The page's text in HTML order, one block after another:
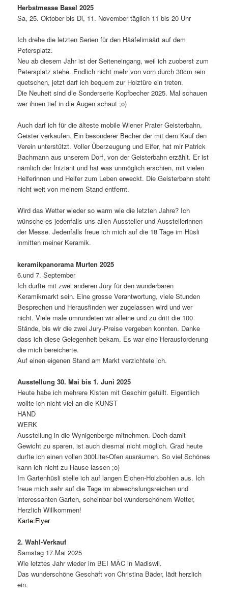
Herbstmesse Basel 2025
Sa, 25. Oktober bis Di, 11. November täglich 11 bis 20 Uhr
Ich drehe die letzten Serien für den Hääfelimäärt auf dem
Petersplatz.
Neu ab diesem Jahr ist der Seiteneingang, weil ich zuoberst zum
Petersplatz stehe. Endlich nicht mehr von vorn durch 30cm rein
quetschen, jetzt darf ich bequem zur Holztüre ein treten.
Die Neuheit sind die Sonderserie Kopfbecher 2025. Mal schauen
wer ihnen tief in die Augen schaut ;o)
Auch darf ich für die älteste mobile Wiener Prater Geisterbahn,
Geister verkaufen. Ein besonderer Becher der mit dem Kauf den
Verein unterstützt. Voller Überzeugung und Eifer, hat mir Patrick
Bachmann aus unserem Dorf, von der Geisterbahn erzählt. Er ist
nämlich der Iniziant und hat was unmöglich erschien, mit vielen
Helferinnen und Helfer zum Leben erweckt. Die Geisterbahn steht
nicht weit von meinem Stand entfernt.
Wird das Wetter wieder so warm wie die letzten Jahre? Ich
wünsche es jedenfalls uns allen Aussteller und Ausstellerinnen
der Messe. Jedenfalls freue ich mich auf die 18 Tage im Hüsli
inmitten meiner Keramik.
keramikpanorama Murten 2025
6.und 7. September
Ich durfte mit zwei anderen Jury für den wunderbaren
Keramikmarkt sein. Eine grosse Verantwortung, viele Stunden
Besprechen und Herausfinden wer zugelassen wird und wer
nicht. Viele male umrundeten wir alleine und zu dritt die 100
Stände, bis wir die zwei Jury-Preise vergeben konnten. Danke
dass ich diese Gelegenheit bekam. Es war eine Herausforderung
die mich bereicherte.
Auf einen eigenen Stand am Markt verzichtete ich.
Ausstellung 30. Mai bis 1. Juni 2025
Heute habe ich mehrere Kisten mit Geschirr gefüllt. Eigentlich
wollte ich nicht viel an die KUNST
HAND
WERK
Ausstellung in die Wynigenberge mitnehmen. Doch damit
Gewicht zu sparen, ist auch diesmal nicht möglich. Grad heute
durfte ich einen vollen 300Liter-Ofen ausräumen. So viel Schönes
kann ich nicht zu Hause lassen ;o)
Im Gartenhüsli stelle ich auf langen Eichen-Holzbohlen aus. Ich
freue mich sehr auf die Tage im abwechslungsreichen und
interessanten Garten, scheinbar bei wunderschönem Wetter,
Herzlich Willkommen!
Karte:Flyer
2. Wahl-Verkauf
Samstag 17.Mai 2025
Wie letztes Jahr wieder im BEI MÄC in Madiswil.
Das wunderschöne Geschäft von Christina Bäder, lädt herzlich
ein.